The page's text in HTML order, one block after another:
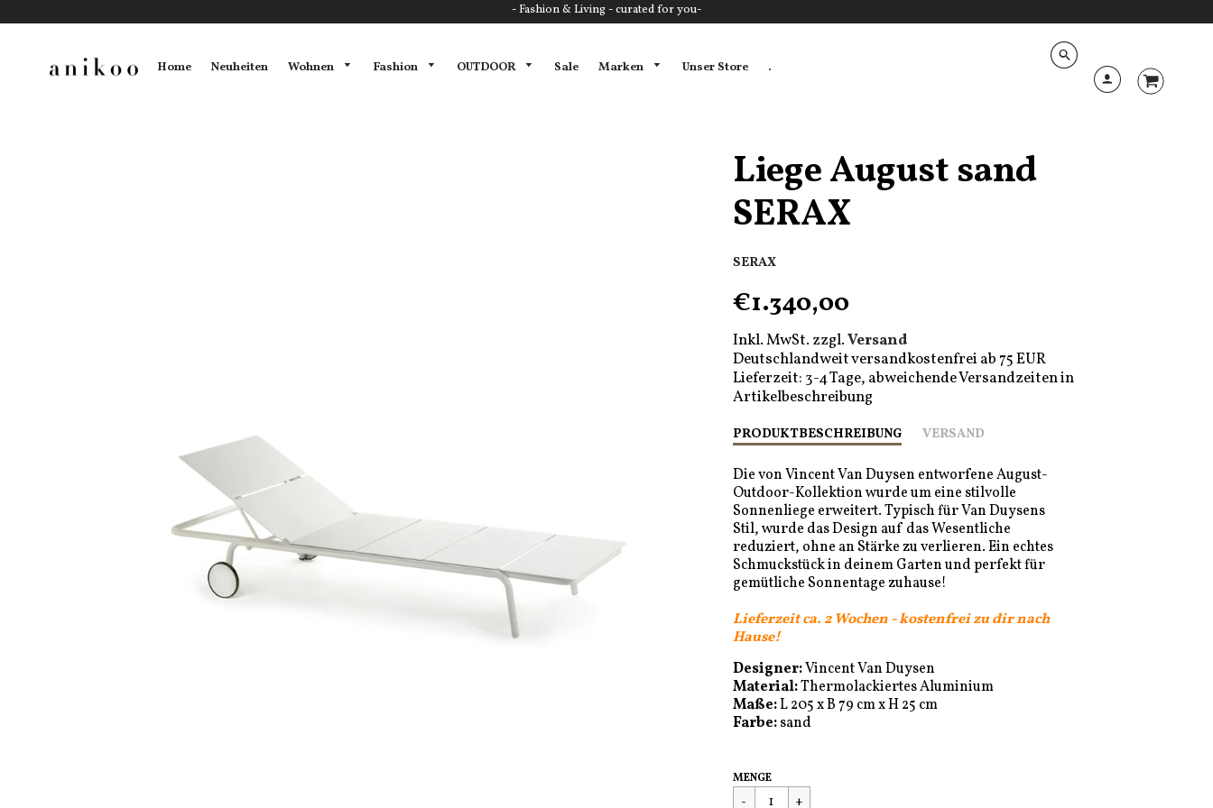
- Fashion & Living - curated for you-
Home Neuheiten Wohnen Fashion OUTDOOR Sale Marken Unser Store .
Liege August sand
SERAX
SERAX
€1.340,00
Inkl. MwSt. zzgl.Versand
Deutschlandweit versandkostenfrei ab 75 EUR
Lieferzeit: 3-4 Tage, abweichende Versandzeiten in
Artikelbeschreibung
PRODUKTBESCHREIBUNG VERSAND
Die von Vincent Van Duysen entworfene August-
Outdoor-Kollektion wurde um eine stilvolle
Sonnenliege erweitert. Typisch für Van Duysens
Stil, wurde das Design auf das Wesentliche
reduziert, ohne an Stärke zu verlieren. Ein echtes
Schmuckstück in deinem Garten und perfekt für
gemütliche Sonnentage zuhause!
Lieferzeit ca. 2 Wochen - kostenfrei zu dir nach
Hause!
Designer:Vincent Van Duysen
Material:Thermolackiertes Aluminium
Maße:L 205 x B 79 cm x H 25 cm
Farbe:sand
Regulärer
€1.340,00
MENGE